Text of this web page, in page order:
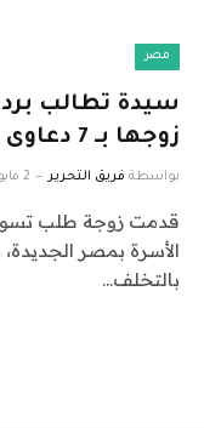
مصر
سيدة تطالب برد
زوجها بـ 7 دعاوى حبس بعد 3 سنوات عشرة
بواسطة فريق التحرير 2 مايو، 2023
قدمت زوجة طلب
بالتخلف…